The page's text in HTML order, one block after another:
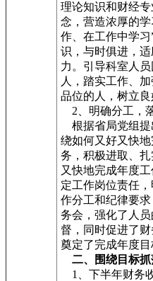
理论知识和财经
念，营造浓厚的
作、在工作中学
识，与时俱进，
力。引导科室人
人，踏实工作、
品位的人，树立良
2、明确分工，
根据省局党组提
绕如何又好又快
务，积极进取、
又快地完成年度
定工作岗位责任
作分工和纪律要
务会，强化了人
督，同时促进了
奠定了完成年度目
二、围绕目标抓
1、下半年财务